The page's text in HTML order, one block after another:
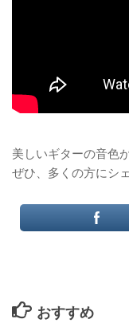
美しいギターの音色
ぜひ、多くの方にシ
おすすめ